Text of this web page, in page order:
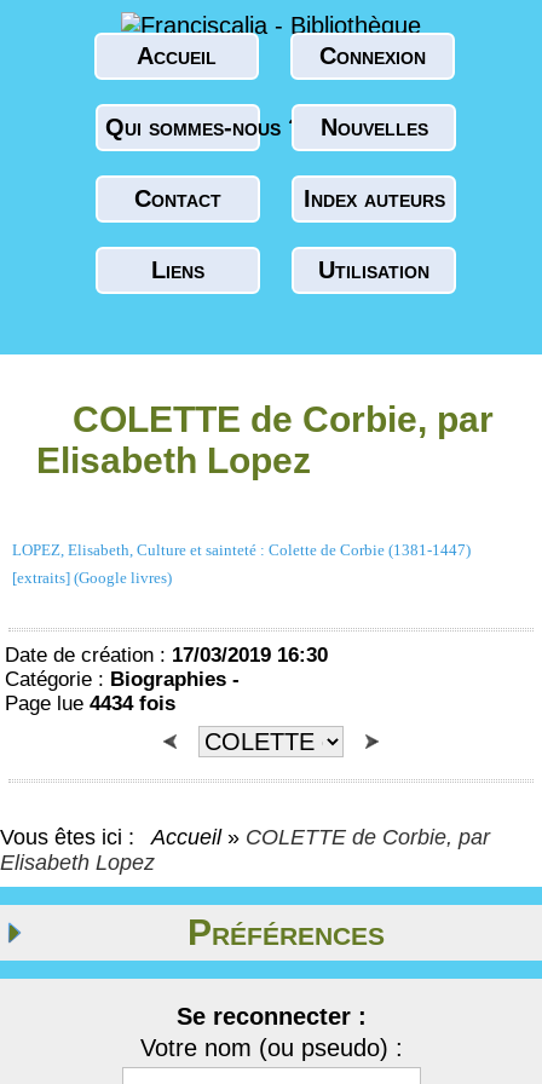
Accueil Connexion
Qui sommes-nous ? Nouvelles
Contact Index auteurs
Liens Utilisation
COLETTE de Corbie, par
Elisabeth Lopez
LOPEZ, Elisabeth, Culture et sainteté : Colette de Corbie (1381-1447)
[extraits] (Google livres)
Date de création : 17/03/2019 16:30
Catégorie : Biographies -
Page lue 4434 fois
Vous êtes ici : Accueil » COLETTE de Corbie, par
Elisabeth Lopez
Préférences
Se reconnecter :
Votre nom (ou pseudo) :